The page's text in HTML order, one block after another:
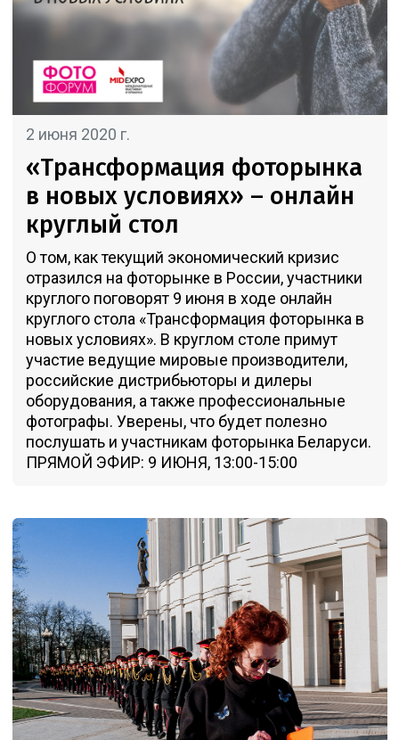
2 июня 2020 г.
«Трансформация фоторынка
в новых условиях» – онлайн
круглый стол
О том, как текущий экономический кризис
отразился на фоторынке в России, участники
круглого поговорят 9 июня в ходе онлайн
круглого стола «Трансформация фоторынка в
новых условиях». В круглом столе примут
участие ведущие мировые производители,
российские дистрибьюторы и дилеры
оборудования, а также профессиональные
фотографы. Уверены, что будет полезно
послушать и участникам фоторынка Беларуси.
ПРЯМОЙ ЭФИР: 9 ИЮНЯ, 13:00-15:00